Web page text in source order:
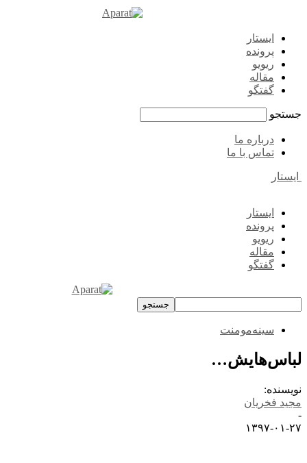
ایستار
پرونده
ریویو
مقاله
گفتگو
جستجو
درباره ما
تماس با ما
ایستار
ایستار
پرونده
ریویو
مقاله
گفتگو
سینه‌مومنت
لباس‌هایش…
نویسنده:
مجید فخریان
-
۱۳۹۷-۰۱-۲۷